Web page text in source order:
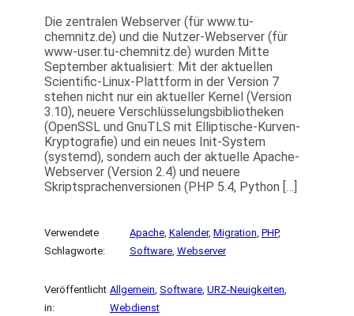
Die zentralen Webserver (für www.tu-
chemnitz.de) und die Nutzer-Webserver (für
www-user.tu-chemnitz.de) wurden Mitte
September aktualisiert: Mit der aktuellen
Scientific-Linux-Plattform in der Version 7
stehen nicht nur ein aktueller Kernel (Version
3.10), neuere Verschlüsselungsbibliotheken
(OpenSSL und GnuTLS mit Elliptische-Kurven-
Kryptografie) und ein neues Init-System
(systemd), sondern auch der aktuelle Apache-
Webserver (Version 2.4) und neuere
Skriptsprachenversionen (PHP 5.4, Python […]
Verwendete
Schlagworte:
Apache, Kalender, Migration PHP
Software, Webserver
Veröffentlicht
in:
Allgemein Software, URZ-Neuigkeiten
Webdienst